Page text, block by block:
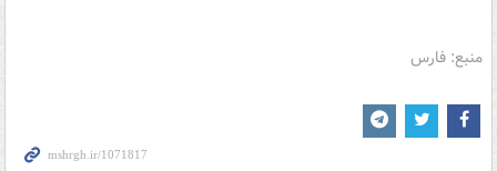
منبع: فارس